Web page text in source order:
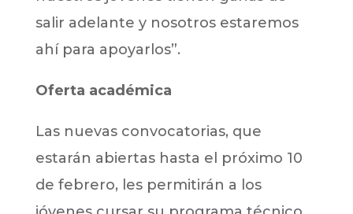
salir adelante y nosotros estaremos
ahí para apoyarlos”.
Oferta académica
Las nuevas convocatorias, que
estarán abiertas hasta el próximo 10
de febrero, les permitirán a los